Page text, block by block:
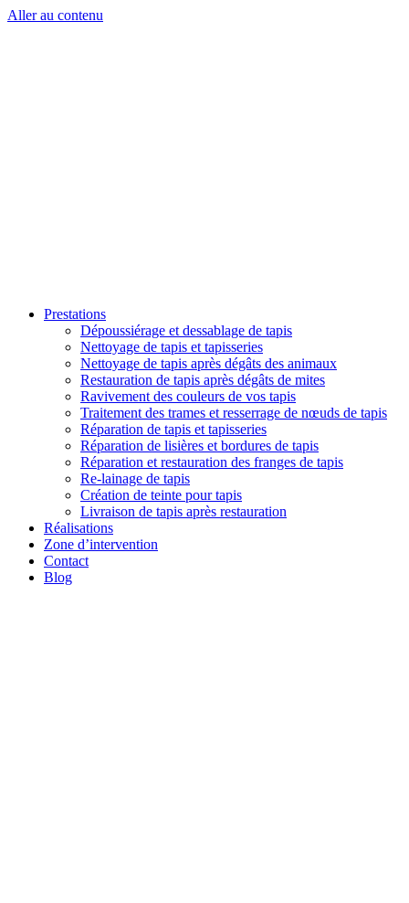
Aller au contenu
Prestations
Dépoussiérage et dessablage de tapis
Nettoyage de tapis et tapisseries
Nettoyage de tapis après dégâts des animaux
Restauration de tapis après dégâts de mites
Ravivement des couleurs de vos tapis
Traitement des trames et resserrage de nœuds de tapis
Réparation de tapis et tapisseries
Réparation de lisières et bordures de tapis
Réparation et restauration des franges de tapis
Re-lainage de tapis
Création de teinte pour tapis
Livraison de tapis après restauration
Réalisations
Zone d’intervention
Contact
Blog